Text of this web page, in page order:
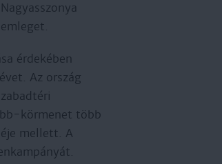
érdekében
Az ország
körmenet több
mellett. A